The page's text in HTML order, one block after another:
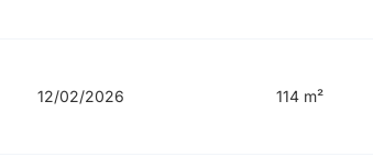
12/02/2026 114 m²